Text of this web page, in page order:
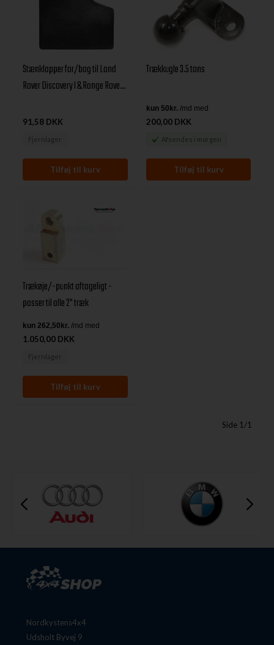
Stænklapper for/bag til Land
Rover Discovery I & Range Rover
91,58 DKK
Fjernlager
Trækkugle 3.5 tons
200,00 DKK
Afsendes i morgen
Trækøje/-punkt aftageligt -
passer til alle 2" træk
1.050,00 DKK
Fjernlager
Side 1/1
Nordkystens4x4
Udsholt Byvej 9